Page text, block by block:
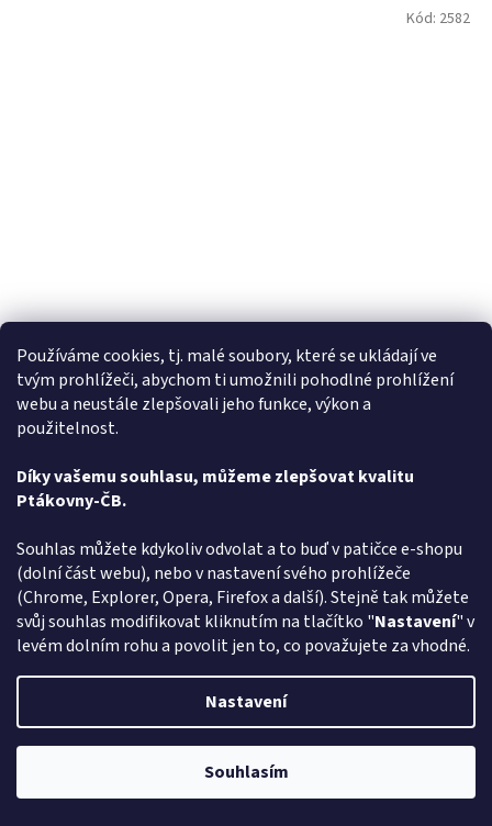
Používáme cookies, tj. malé soubory, které se ukládají ve
tvým prohlížeči, abychom ti umožnili pohodlné prohlížení
webu a neustále zlepšovali jeho funkce, výkon a
použitelnost.
Díky vašemu souhlasu, můžeme zlepšovat kvalitu
Ptákovny-ČB.
Souhlas můžete kdykoliv odvolat a to buď v patičce e-shopu
(dolní část webu), nebo v nastavení svého prohlížeče
(Chrome, Explorer, Opera, Firefox a další). Stejně tak můžete
svůj souhlas modifikovat kliknutím na tlačítko "Nastavení" v
levém dolním rohu a povolit jen to, co považujete za vhodné.
Nastavení
Souhlasím
Káva Miláčku - Zůstanu ti na krku - 250g
305 Kč
Máte rádi legraci a hledáte - Kávu Miláčku - Zůstanu ti na krku -
vyberte si v rodinném e-shopu ptakoviny-cb.cz. Doručujeme po celé
České republice. Miláčku, jako šálek kávy,...
Kód: 2582
Kód:2583